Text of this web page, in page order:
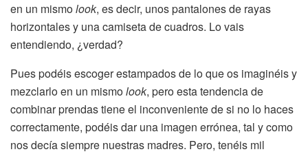
en un mismolook, es decir, unos pantalones de rayas
horizontales y una camiseta de cuadros. Lo vais
entendiendo, ¿verdad?
Pues podéis escoger estampados de lo que os imaginéis y
mezclarlo en un mismolook, pero esta tendencia de
combinar prendas tiene el inconveniente de si no lo haces
correctamente, podéis dar una imagen errónea, tal y como
nos decía siempre nuestras madres. Pero, tenéis mil